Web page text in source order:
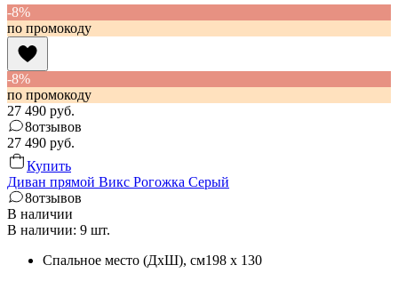
-8%
по промокоду
-8%
по промокоду
27 490 руб.
8отзывов
27 490 руб.
Купить
Диван прямой Викс Рогожка Серый
8отзывов
В наличии
В наличии: 9 шт.
Спальное место (ДхШ), см198 x 130